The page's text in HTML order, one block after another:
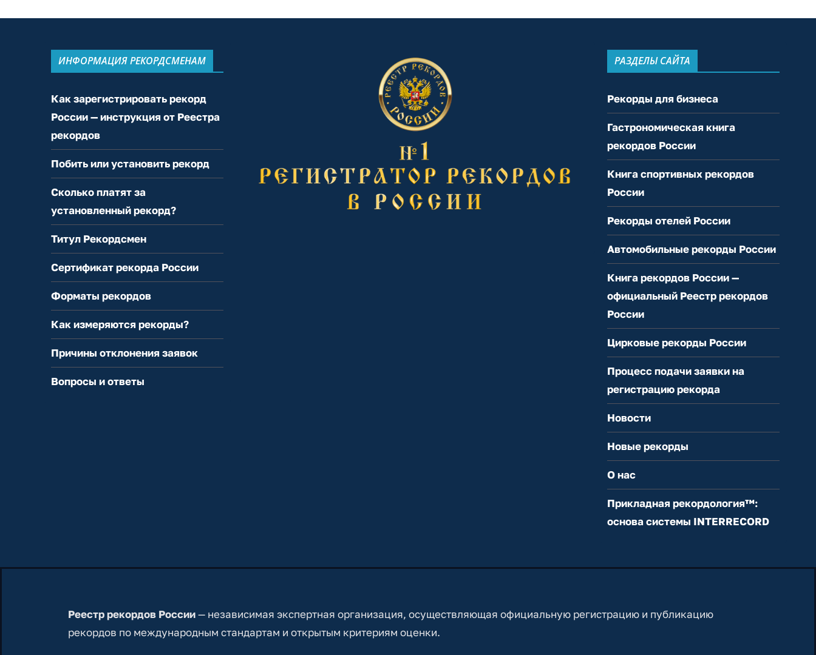
ИНФОРМАЦИЯ РЕКОРДСМЕНАМ
Как зарегистрировать рекорд
России — инструкция от Реестра
рекордов
Побить или установить рекорд
Сколько платят за
установленный рекорд?
Титул Рекордсмен
Сертификат рекорда России
Форматы рекордов
Как измеряются рекорды?
Причины отклонения заявок
Вопросы и ответы
РАЗДЕЛЫ САЙТА
Рекорды для бизнеса
Гастрономическая книга
рекордов России
Книга спортивных рекордов
России
Рекорды отелей России
Автомобильные рекорды России
Книга рекордов России —
официальный Реестр рекордов
России
Цирковые рекорды России
Процесс подачи заявки на
регистрацию рекорда
Новости
Новые рекорды
О нас
Прикладная рекордология™:
основа системы INTERRECORD
Реестр рекордов России— независимая экспертная организация, осуществляющая официальную регистрацию и публикацию
рекордов по международным стандартам и открытым критериям оценки.